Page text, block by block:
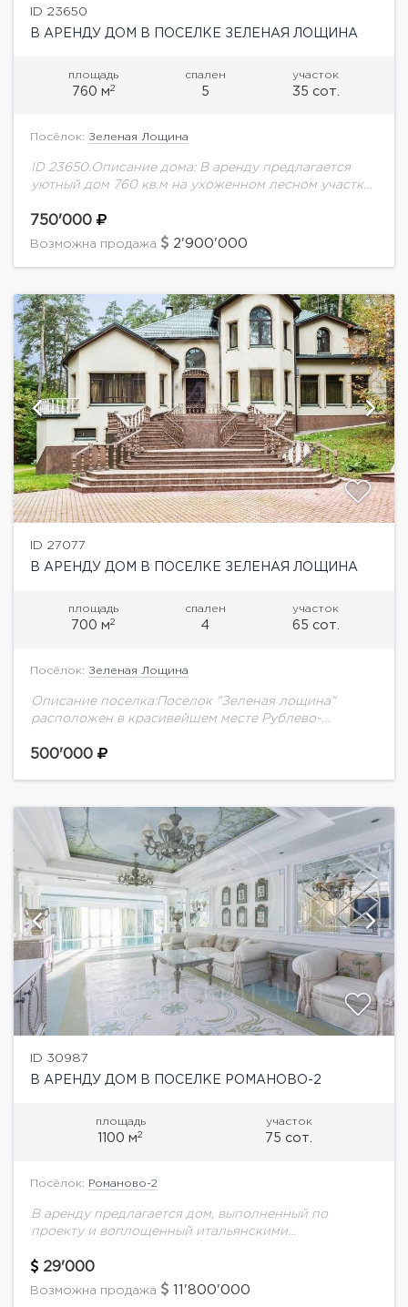
ID 23650
В АРЕНДУ ДОМ В ПОСЕЛКЕ ЗЕЛЕНАЯ ЛОЩИНА
площадь
760 м2
спален
5
участок
35 сот.
Посёлок: Зеленая Лощина
ID 23650.Описание дома: В аренду предлагается
уютный дом 760 кв.м на ухоженном лесном участке
проведены ландшафтные работы, размещена
детская площадка....
750'000
Возможна продажа 2'900'000
ID 27077
В АРЕНДУ ДОМ В ПОСЕЛКЕ ЗЕЛЕНАЯ ЛОЩИНА
площадь
700 м2
спален
4
участок
65 сот.
Посёлок: Зеленая Лощина
Описание поселка:Поселок "Зеленая лощина"
расположен в красивейшем месте Рублево-
получил в связи с тем, что располагается в
500'000
ID 30987
В АРЕНДУ ДОМ В ПОСЕЛКЕ РОМАНОВО-2
площадь
1100 м2
участок
75 сот.
Посёлок: Романово-2
В аренду предлагается дом, выполненный по
проекту и воплощенный итальянскими
материалы: мрамор, оникс, дерево. Отделка фасада
выполнена из травертина.Планировка дома: 3
29'000
Возможна продажа 11'800'000